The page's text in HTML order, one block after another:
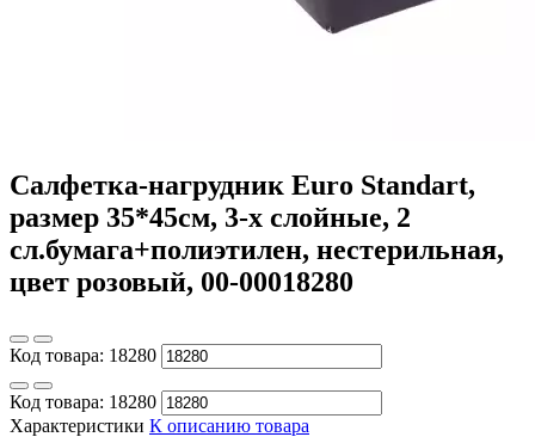
Салфетка-нагрудник Euro Standart,
размер 35*45см, 3-х слойные, 2
сл.бумага+полиэтилен, нестерильная,
цвет розовый, 00-00018280
Код товара: 18280
Код товара: 18280
Характеристики К описанию товара